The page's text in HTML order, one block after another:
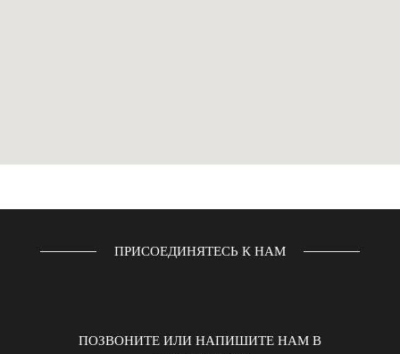
ПРИСОЕДИНЯТЕСЬ К НАМ
ПОЗВОНИТЕ ИЛИ НАПИШИТЕ НАМ В